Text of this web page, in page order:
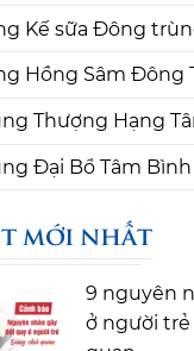
Kế sữa Đông
Hồng Sâm Đông
Thượng Hạng
Đại Bổ Tâm
mới nhất
9 nguyên
ở người